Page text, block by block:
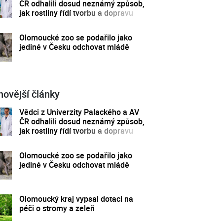
ČR odhalili dosud neznámý způsob,
jak rostliny řídí tvorbu a dopravu
Olomoucké zoo se podařilo jako
jediné v Česku odchovat mládě
články
Vědci z Univerzity Palackého a AV
ČR odhalili dosud neznámý způsob,
jak rostliny řídí tvorbu a dopravu
Olomoucké zoo se podařilo jako
jediné v Česku odchovat mládě
Olomoucký kraj vypsal dotaci na
péči o stromy a zeleň